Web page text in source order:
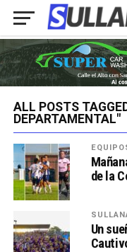
ALL POSTS
DEPARTAMENTAL"
de la
Un